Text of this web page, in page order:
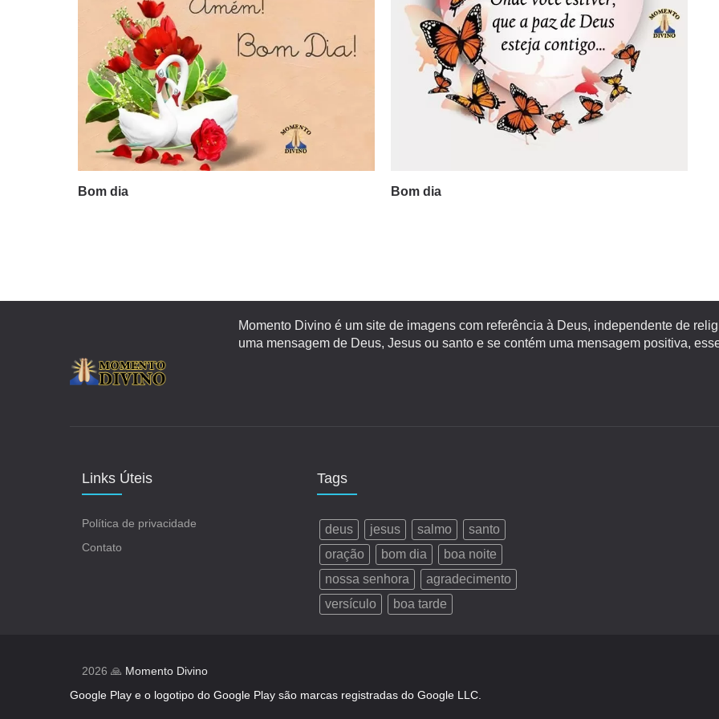
Bom dia Bom dia
Momento Divino é um site de imagens com referência à Deus, independente de
uma mensagem de Deus, Jesus ou santo e se contém uma mensagem positiva,
Links Úteis
Política de privacidade
Contato
Tags
deus jesus salmo
santo
oração
bom dia
boa noite
nossa senhora
agradecimento
versículo
boa tarde
2026 🙏 Momento Divino
Google Play e o logotipo do Google Play são marcas registradas do Google LLC.